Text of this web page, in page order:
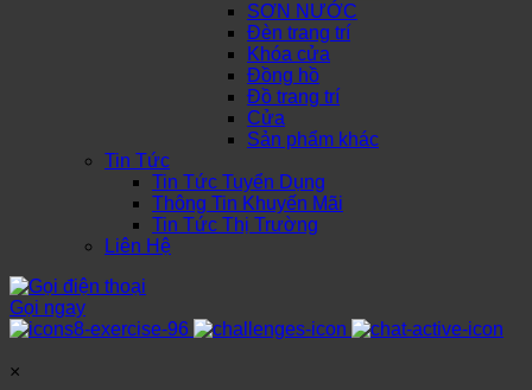
SƠN NƯỚC
Đèn trang trí
Khóa cửa
Đồng hồ
Đồ trang trí
Cửa
Sản phẩm khác
Tin Tức
Tin Tức Tuyển Dụng
Thông Tin Khuyến Mãi
Tin Tức Thị Trường
Liên Hệ
Gọi ngay
×